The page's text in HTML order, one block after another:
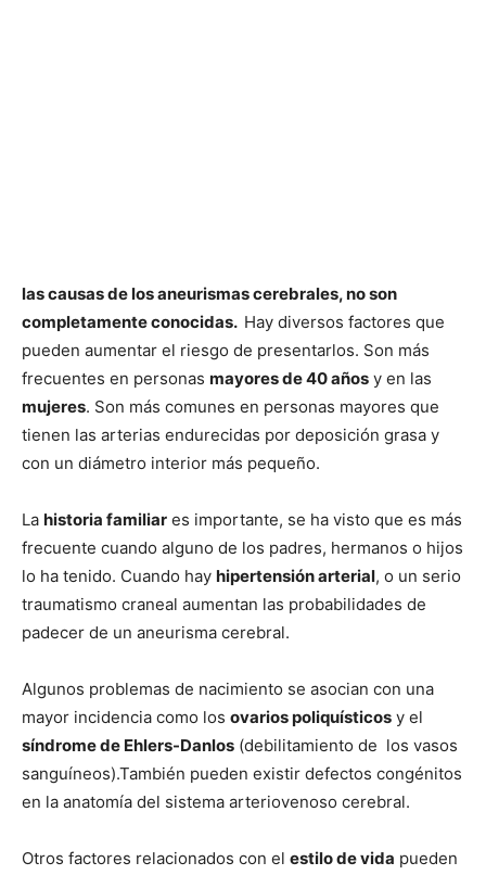
las causas de los aneurismas cerebrales, no son
completamente conocidas. Hay diversos factores que
pueden aumentar el riesgo de presentarlos. Son más
frecuentes en personas mayores de 40 años y en las
mujeres. Son más comunes en personas mayores que
tienen las arterias endurecidas por deposición grasa y
con un diámetro interior más pequeño.
La historia familiar es importante, se ha visto que es más
frecuente cuando alguno de los padres, hermanos o hijos
lo ha tenido. Cuando hay hipertensión arterial, o un serio
traumatismo craneal aumentan las probabilidades de
padecer de un aneurisma cerebral.
Algunos problemas de nacimiento se asocian con una
mayor incidencia como los ovarios poliquísticos y el
síndrome de Ehlers-Danlos (debilitamiento de los vasos
sanguíneos).También pueden existir defectos congénitos
en la anatomía del sistema arteriovenoso cerebral.
Otros factores relacionados con el estilo de vida pueden